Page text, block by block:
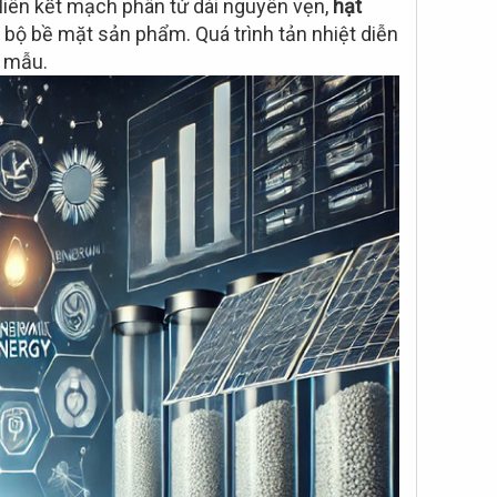
kết mạch phân tử dài nguyên vẹn, hạt
bề mặt sản phẩm. Quá trình tản nhiệt diễn